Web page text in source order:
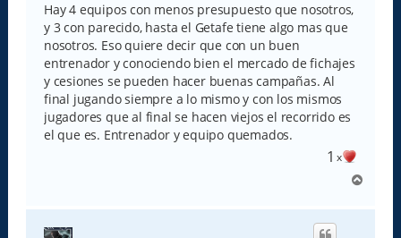
Hay 4 equipos con menos presupuesto que nosotros,
y 3 con parecido, hasta el Getafe tiene algo mas que
nosotros. Eso quiere decir que con un buen
entrenador y conociendo bien el mercado de fichajes
y cesiones se pueden hacer buenas campañas. Al
final jugando siempre a lo mismo y con los mismos
jugadores que al final se hacen viejos el recorrido es
el que es. Entrenador y equipo quemados.
1 x
r